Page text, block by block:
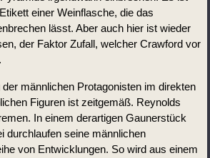
einer Weinflasche, die das
lässt. Aber auch hier ist wieder
der Faktor Zufall, welcher Crawford vor
männlichen Protagonisten im direkten
Figuren ist zeitgemäß. Reynolds
In einem derartigen Gaunerstück
durchlaufen seine männlichen
von Entwicklungen. So wird aus einem